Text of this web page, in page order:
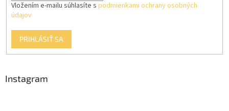
Vložením e-mailu súhlasíte s podmienkami ochrany osobných
údajov
PRIHLÁSIŤ SA
Instagram